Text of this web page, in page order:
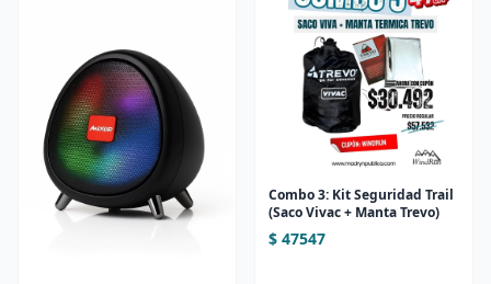
Combo 3: Kit Seguridad Trail
(Saco Vivac + Manta Trevo)
$ 47547